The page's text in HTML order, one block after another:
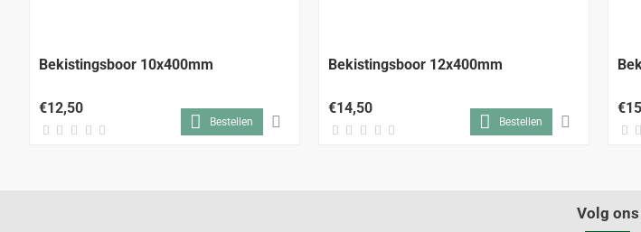
Bekistingsboor 10x400mm
€12,50
Bestellen
Bekistingsboor 12x400mm
€14,50
Bestellen
Volg ons